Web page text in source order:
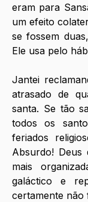
eram para
um efeito
se fossem
Ele usa pelo
Jantei
atrasado de
santa. Se tão
todos os
feriados
Absurdo! Deus
mais
galáctico e
certamente não